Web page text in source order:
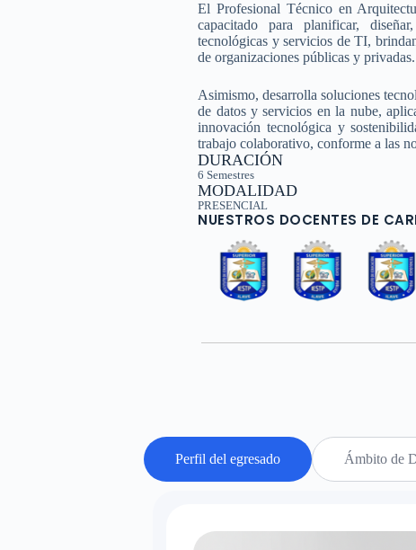
El Profesional Técnico en
capacitado para planificar,
tecnológicas y servicios de TI,
de organizaciones públicas y privadas.
Asimismo, desarrolla soluciones
de datos y servicios en la nube,
innovación tecnológica y
trabajo colaborativo, conforme a las
DURACIÓN
6 Semestres
MODALIDAD
PRESENCIAL
NUESTROS DOCENTES DE
Perfil del egresado Ámbito de